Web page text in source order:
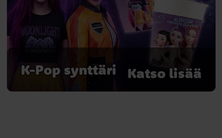
K-Pop synttäri Katso lisää